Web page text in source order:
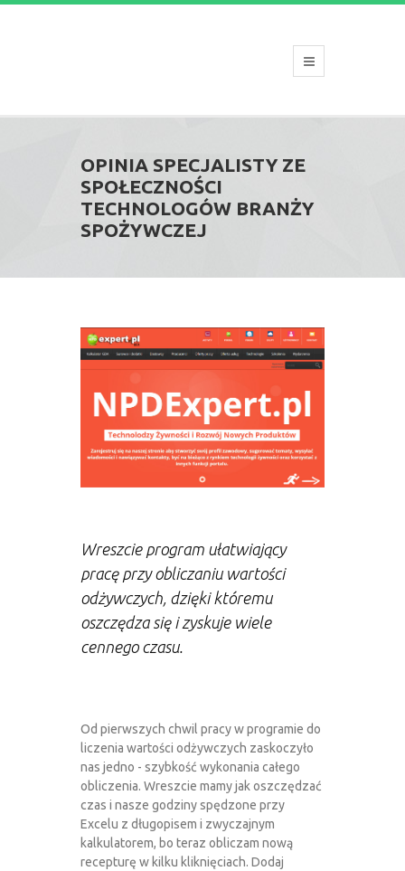
OPINIA SPECJALISTY ZE
SPOŁECZNOŚCI
TECHNOLOGÓW BRANŻY
SPOŻYWCZEJ
Wreszcie program ułatwiający
pracę przy obliczaniu wartości
odżywczych, dzięki któremu
oszczędza się i zyskuje wiele
cennego czasu.
Od pierwszych chwil pracy w programie do
liczenia wartości odżywczych zaskoczyło
nas jedno - szybkość wykonania całego
obliczenia. Wreszcie mamy jak oszczędzać
czas i nasze godziny spędzone przy
Excelu z długopisem i zwyczajnym
kalkulatorem, bo teraz obliczam nową
recepturę w kilku kliknięciach. Dodaj